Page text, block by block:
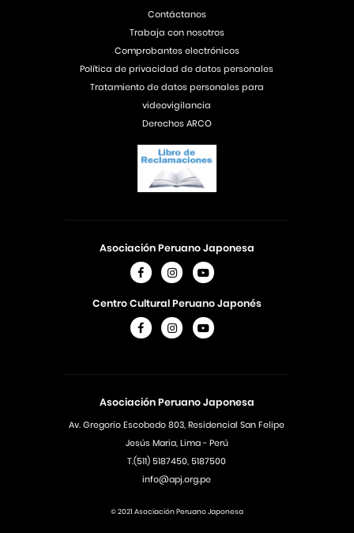
Asociación Peruano Japonesa
Av. Gregorio Escobedo 803, Residencial San Felipe
Jesús Maria, Lima - Perú
T.(511) 5187450, 5187500
info@apj.org.pe
Asociación Peruano Japonesa
Centro Cultural Peruano Japonés
Contáctanos
Trabaja con nosotros
Comprobantes electrónicos
Política de privacidad de datos personales
Tratamiento de datos personales para
videovigilancia
Derechos ARCO
© 2021 Asociación Peruano Japonesa